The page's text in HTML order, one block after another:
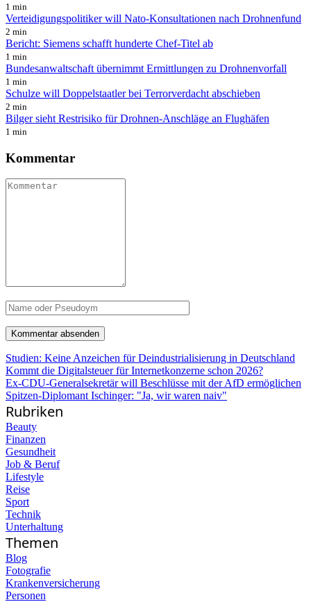
1 min
Verteidigungspolitiker will Nato-Konsultationen nach Drohnenfund
2 min
Bericht: Siemens schafft hunderte Chef-Titel ab
1 min
Bundesanwaltschaft übernimmt Ermittlungen zu Drohnenvorfall
1 min
Schulze will Doppelstaatler bei Terrorverdacht abschieben
2 min
Bilger sieht Restrisiko für Drohnen-Anschläge an Flughäfen
1 min
Kommentar
Studien: Keine Anzeichen für Deindustrialisierung in Deutschland
Kommt die Digitalsteuer für Internetkonzerne schon 2026?
Ex-CDU-Generalsekretär will Beschlüsse mit der AfD ermöglichen
Spitzen-Diplomant Ischinger: "Ja, wir waren naiv"
Rubriken
Beauty
Finanzen
Gesundheit
Job & Beruf
Lifestyle
Reise
Sport
Technik
Unterhaltung
Themen
Blog
Fotografie
Krankenversicherung
Personen